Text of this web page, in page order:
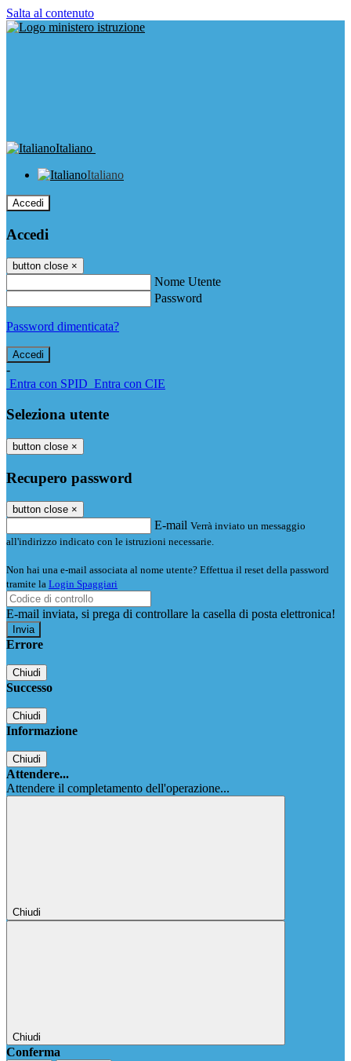
Salta al contenuto
Italiano
Italiano
Accedi
Accedi
button close ×
Nome Utente
Password
Password dimenticata?
-
Entra con SPID Entra con CIE
Seleziona utente
button close ×
Recupero password
button close ×
E-mail Verrà inviato un messaggio
all'indirizzo indicato con le istruzioni necessarie.
Non hai una e-mail associata al nome utente? Effettua il reset della password
tramite la Login Spaggiari
E-mail inviata, si prega di controllare la casella di posta elettronica!
Errore
Chiudi
Successo
Chiudi
Informazione
Chiudi
Attendere...
Attendere il completamento dell'operazione...
Chiudi
Chiudi
Conferma